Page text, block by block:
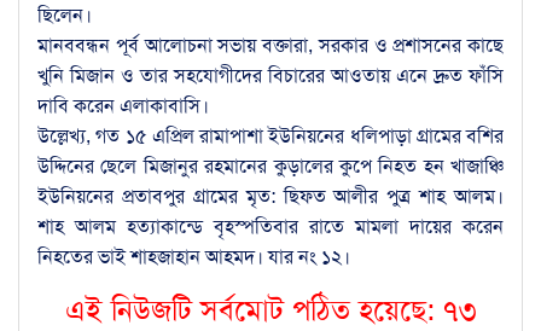
ছিলেন।
মানববন্ধন পূর্ব আলোচনা সভায় বক্তারা, সরকার ও প্রশাসনের কাছে
খুনি মিজান ও তার সহযোগীদের বিচারের আওতায় এনে দ্রুত ফাঁসি
দাবি করেন এলাকাবাসি।
উল্লেখ্য, গত ১৫ এপ্রিল রামাপাশা ইউনিয়নের ধলিপাড়া গ্রামের বশির
উদ্দিনের ছেলে মিজানুর রহমানের কুড়ালের কুপে নিহত হন খাজাঞ্চি
ইউনিয়নের প্রতাবপুর গ্রামের মৃত: ছিফত আলীর পুত্র শাহ আলম।
শাহ আলম হত্যাকান্ডে বৃহস্পতিবার রাতে মামলা দায়ের করেন
নিহতের ভাই শাহজাহান আহমদ। যার নং ১২।
এই নিউজটি সর্বমোট পঠিত হয়েছে: ৭৩